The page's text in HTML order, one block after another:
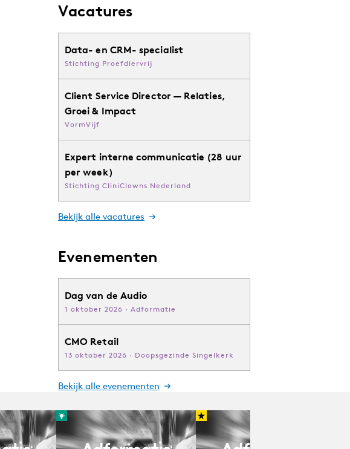
Vacatures
Data- en CRM- specialist
Stichting Proefdiervrij
Client Service Director — Relaties,
Groei & Impact
VormVijf
Expert interne communicatie (28 uur
per week)
Stichting CliniClowns Nederland
Bekijk alle vacatures
Evenementen
Dag van de Audio
1 oktober 2026 · Adformatie
CMO Retail
13 oktober 2026 · Doopsgezinde Singelkerk
Bekijk alle evenementen